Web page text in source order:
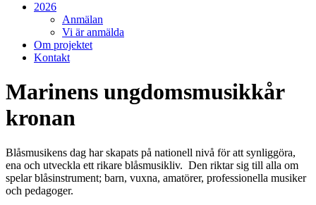
2026
Anmälan
Vi är anmälda
Om projektet
Kontakt
Marinens ungdomsmusikkår
kronan
Blåsmusikens dag har skapats på nationell nivå för att synliggöra,
ena och utveckla ett rikare blåsmusikliv. Den riktar sig till alla om
spelar blåsinstrument; barn, vuxna, amatörer, professionella musiker
och pedagoger.